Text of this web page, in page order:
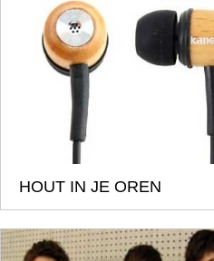
HOUT IN JE OREN